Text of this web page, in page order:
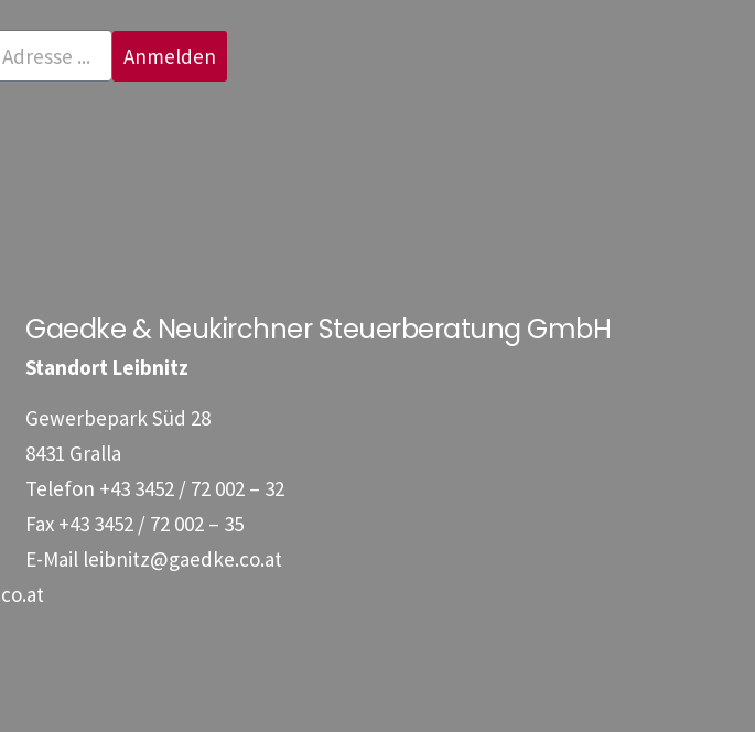
Anmelden
Gaedke & Neukirchner Steuerberatung GmbH
Standort Leibnitz
Gewerbepark Süd 28
8431 Gralla
Telefon +43 3452 / 72 002 – 32
Fax +43 3452 / 72 002 – 35
E-Mail leibnitz@gaedke.co.at